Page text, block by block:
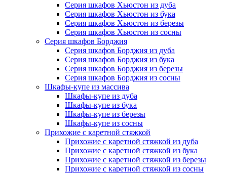
Серия шкафов Хьюстон из дуба
Серия шкафов Хьюстон из бука
Серия шкафов Хьюстон из березы
Серия шкафов Хьюстон из сосны
Серия шкафов Борджия
Серия шкафов Борджия из дуба
Серия шкафов Борджия из бука
Серия шкафов Борджия из березы
Серия шкафов Борджия из сосны
Шкафы-купе из массива
Шкафы-купе из дуба
Шкафы-купе из бука
Шкафы-купе из березы
Шкафы-купе из сосны
Прихожие с каретной стяжкой
Прихожие с каретной стяжкой из дуба
Прихожие с каретной стяжкой из бука
Прихожие с каретной стяжкой из березы
Прихожие с каретной стяжкой из сосны